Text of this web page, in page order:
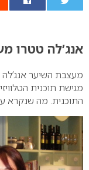
אנג’לה טטרו
מעצבת השיער אנג’לה
התוכנית. מה שנקרא